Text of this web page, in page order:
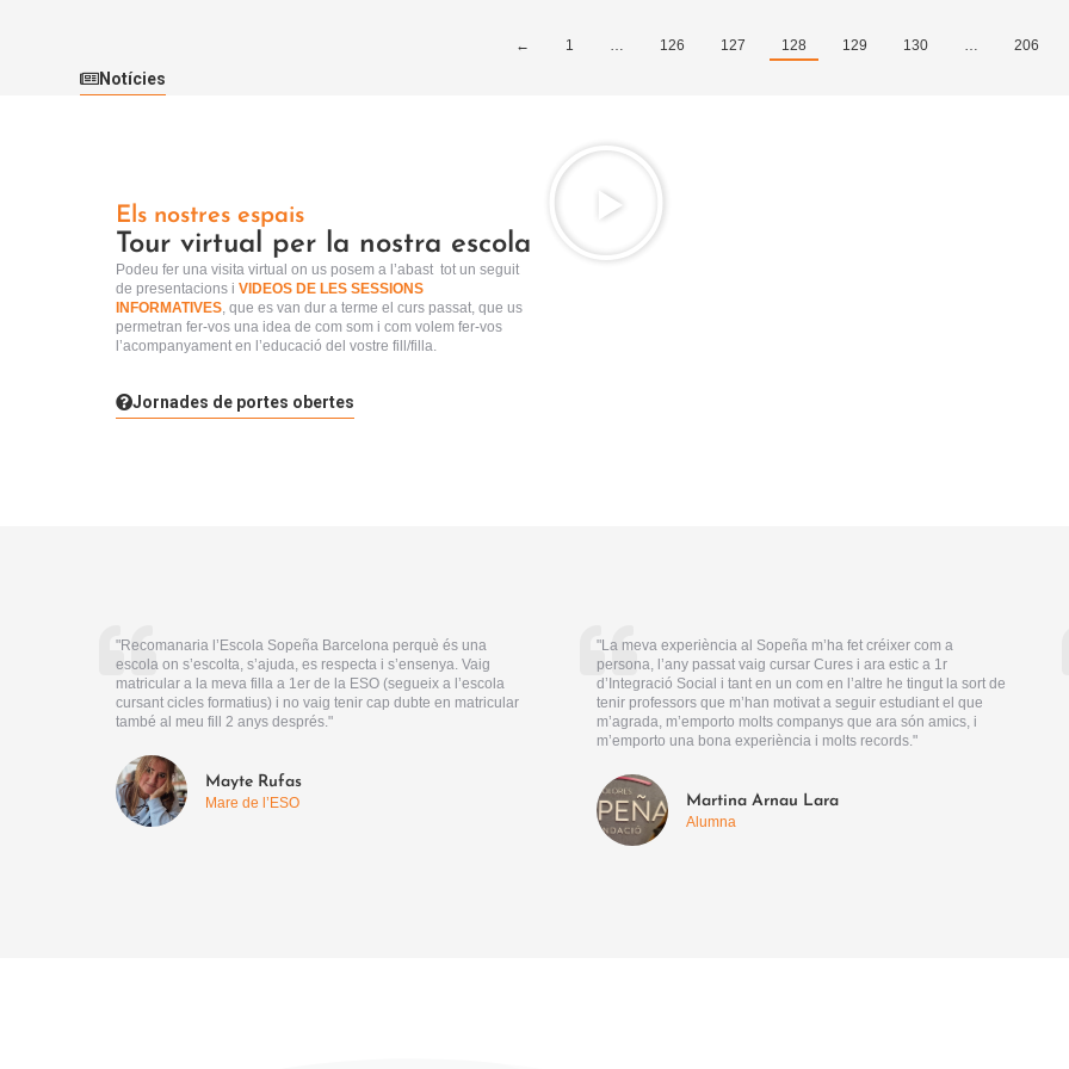
← 1 … 126 127 128 129 130 … 206
Notícies
Els nostres espais
Tour virtual per la nostra escola
Podeu fer una visita virtual on us posem a l’abast tot un seguit
de presentacions iVIDEOS DE LES SESSIONS
INFORMATIVES, que es van dur a terme el curs passat, que us
permetran fer-vos una idea de com som i com volem fer-vos
l’acompanyament en l’educació del vostre fill/filla.
Jornades de portes obertes
"Recomanaria l’Escola Sopeña Barcelona perquè és una
escola on s’escolta, s’ajuda, es respecta i s’ensenya. Vaig
matricular a la meva filla a 1er de la ESO (segueix a l’escola
cursant cicles formatius) i no vaig tenir cap dubte en matricular
també al meu fill 2 anys després."
Mayte Rufas
Mare de l’ESO
"La meva experiència al Sopeña m’ha fet créixer com a
persona, l’any passat vaig cursar Cures i ara estic a 1r
d’Integració Social i tant en un com en l’altre he tingut la sort de
tenir professors que m’han motivat a seguir estudiant el que
m’agrada, m’emporto molts companys que ara són amics, i
m’emporto una bona experiència i molts records."
Martina Arnau Lara
Alumna